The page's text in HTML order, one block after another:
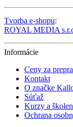
Tvorba e-shopu:
ROYAL MEDIA
Informácie
Ceny za
Kontakt
O značke
Súťaž
Kurzy a
Ochrana